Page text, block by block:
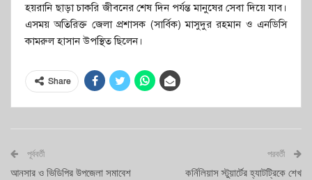
হয়রানি ছাড়া চাকরি জীবনের শেষ দিন পর্যন্ত মানুষের সেবা দিয়ে যাব।
এসময় অতিরিক্ত জেলা প্রশাসক (সার্বিক) মাসুদুর রহমান ও এনডিসি
কামরুল হাসান উপস্থিত ছিলেন।
Share
পূর্ববর্তী
আনসার ও ভিডিপির উপজেলা সমাবেশ
পরবর্তী
কর্নিলিয়াস স্টুয়ার্টের হ্যাটট্রিকে শেখ